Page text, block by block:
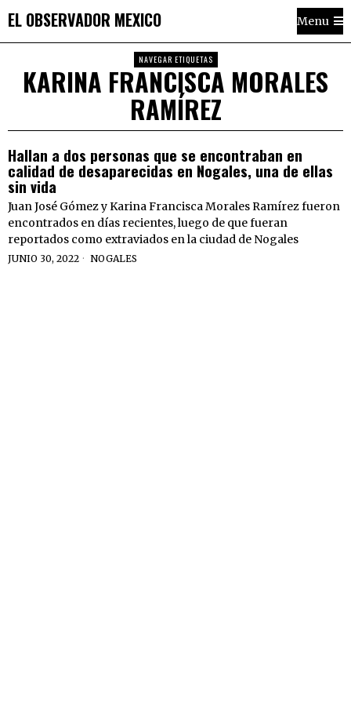
EL OBSERVADOR MEXICO Menu
NAVEGAR ETIQUETAS
KARINA FRANCISCA MORALES
RAMÍREZ
Hallan a dos personas que se encontraban en
calidad de desaparecidas en Nogales, una de ellas
sin vida
Juan José Gómez y Karina Francisca Morales Ramírez fueron
encontrados en días recientes, luego de que fueran
reportados como extraviados en la ciudad de Nogales
JUNIO 30, 2022 NOGALES